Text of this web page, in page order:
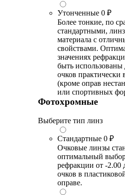
Утонченные 0 ₽
Более тонкие, по
стандартными,
материала с
свойствами.
значениях
быть использованы
очков
(кроме оправ
или спортивных
Фотохромные
Выберите тип линз
Стандартные 0 ₽
Очковые линзы
оптимальный
рефракции от -2.00
очков в
оправе.